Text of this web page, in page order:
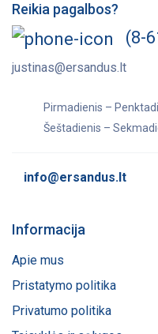
Reikia pagalbos?
(8-
justinas@ersandus.lt
Pirmadienis –
Šeštadienis –
info@ersandus.lt
Informacija
Apie mus
Pristatymo politika
Privatumo politika